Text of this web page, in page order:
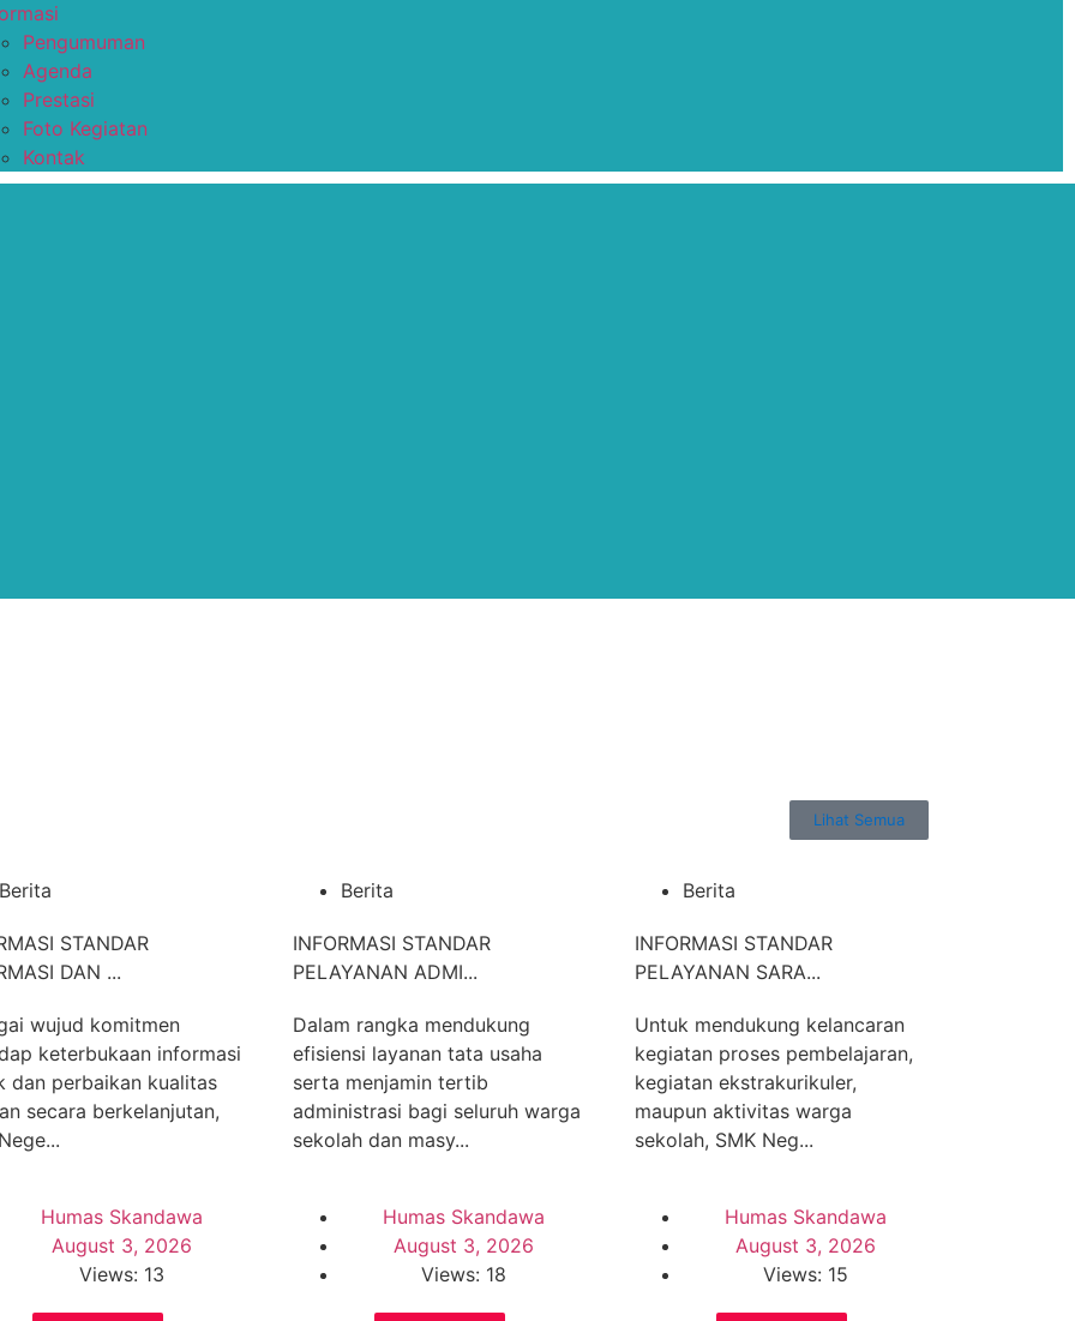
Pengumuman
Agenda
Prestasi
Foto Kegiatan
Kontak
Lihat Semua
Berita
STANDAR
DAN ...
wujud komitmen
keterbukaan informasi
dan perbaikan kualitas
secara berkelanjutan,
Humas Skandawa
August 3, 2026
Views: 13
Berita
INFORMASI STANDAR
PELAYANAN ADMI...
Dalam rangka mendukung
efisiensi layanan tata usaha
serta menjamin tertib
administrasi bagi seluruh warga
sekolah dan masy...
Humas Skandawa
August 3, 2026
Views: 18
Berita
INFORMASI STANDAR
PELAYANAN SARA...
Untuk mendukung kelancaran
kegiatan proses pembelajaran,
kegiatan ekstrakurikuler,
maupun aktivitas warga
sekolah, SMK Neg...
Humas Skandawa
August 3, 2026
Views: 15